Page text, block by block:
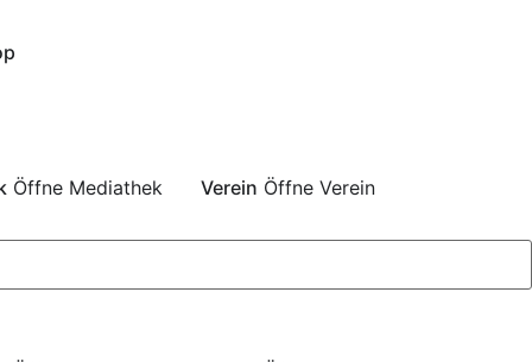
Öffne Mediathek Verein Öffne Verein